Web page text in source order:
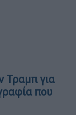
Τραμπ για
που